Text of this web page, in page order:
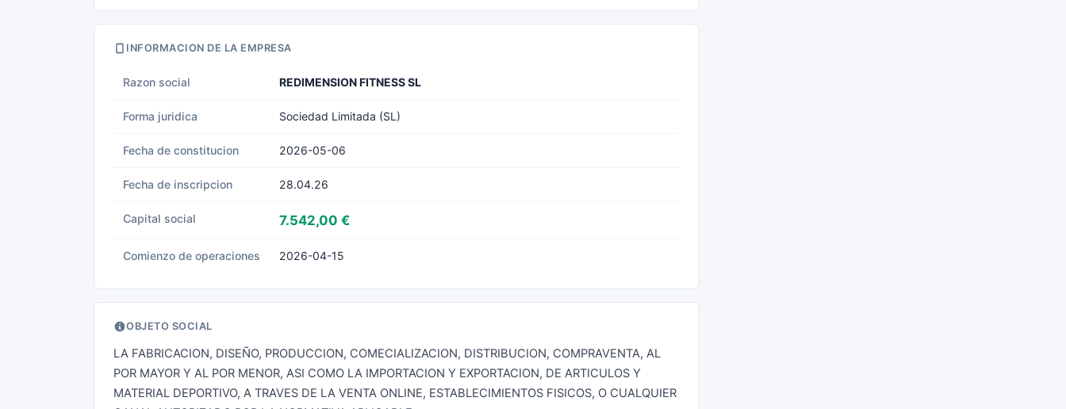
INFORMACION DE LA EMPRESA
Razon social REDIMENSION FITNESS SL
Forma juridica Sociedad Limitada (SL)
Fecha de constitucion 2026-05-06
Fecha de inscripcion 28.04.26
Capital social 7.542,00 €
Comienzo de operaciones 2026-04-15
OBJETO SOCIAL
LA FABRICACION, DISEÑO, PRODUCCION, COMECIALIZACION, DISTRIBUCION, COMPRAVENTA, AL
POR MAYOR Y AL POR MENOR, ASI COMO LA IMPORTACION Y EXPORTACION, DE ARTICULOS Y
MATERIAL DEPORTIVO, A TRAVES DE LA VENTA ONLINE, ESTABLECIMIENTOS FISICOS, O CUALQUIER